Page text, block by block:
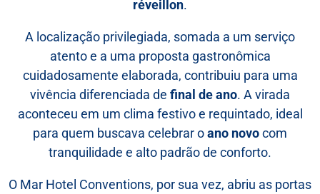
réveillon.
A localização privilegiada, somada a um serviço
atento e a uma proposta gastronômica
cuidadosamente elaborada, contribuiu para uma
vivência diferenciada de final de ano. A virada
aconteceu em um clima festivo e requintado, ideal
para quem buscava celebrar oano novocom
tranquilidade e alto padrão de conforto.
O Mar Hotel Conventions, por sua vez, abriu as portas
Data início do evento Data fim do evento
Para uma proposta personalizada, nos conte um pouco mais